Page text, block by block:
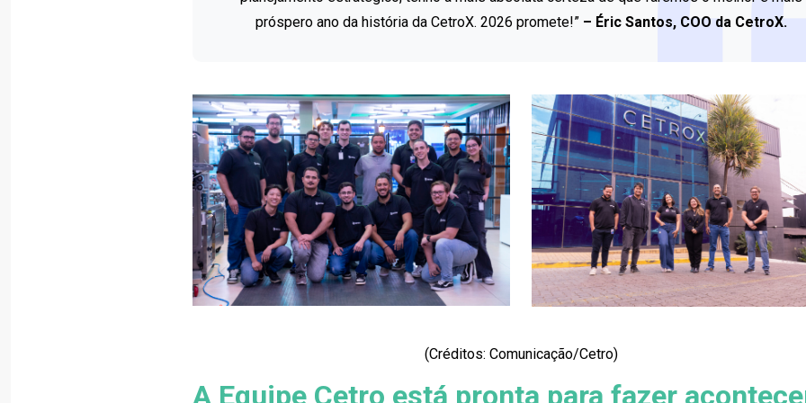
próspero ano da história da CetroX. 2026 promete!”– Éric Santos, COO da CetroX.
(Créditos: Comunicação/Cetro)
A Equipe Cetro está pronta para fazer